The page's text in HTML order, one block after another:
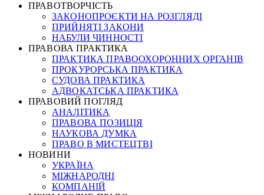
ПРАВОТВОРЧІСТЬ
ЗАКОНОПРОЄКТИ НА РОЗГЛЯДІ
ПРИЙНЯТІ ЗАКОНИ
НАБУЛИ ЧИННОСТІ
ПРАВОВА ПРАКТИКА
ПРАКТИКА ПРАВООХОРОННИХ ОРГАНІВ
ПРОКУРОРСЬКА ПРАКТИКА
СУДОВА ПРАКТИКА
АДВОКАТСЬКА ПРАКТИКА
ПРАВОВИЙ ПОГЛЯД
АНАЛІТИКА
ПРАВОВА ПОЗИЦІЯ
НАУКОВА ДУМКА
ПРАВО В МИСТЕЦТВІ
НОВИНИ
УКРАЇНА
МІЖНАРОДНІ
КОМПАНІЙ